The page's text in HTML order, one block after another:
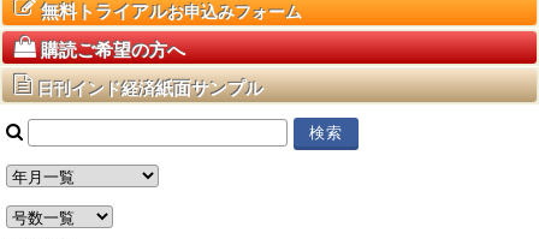
無料トライアルお申込みフォーム
購読ご希望の方へ
日刊インド経済紙面サンプル